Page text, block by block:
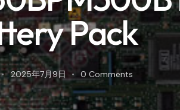
Pack
2025年7月9日 0 Comments